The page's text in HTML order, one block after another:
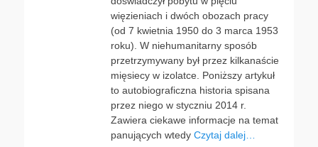
więzieniach i dwóch obozach pracy
(od 7 kwietnia 1950 do 3 marca 1953
roku). W niehumanitarny sposób
przetrzymywany był przez kilkanaście
mięsiecy w izolatce. Poniższy artykuł
to autobiograficzna historia spisana
przez niego w styczniu 2014 r.
Zawiera ciekawe informacje na temat
panujących wtedy Czytaj dalej…